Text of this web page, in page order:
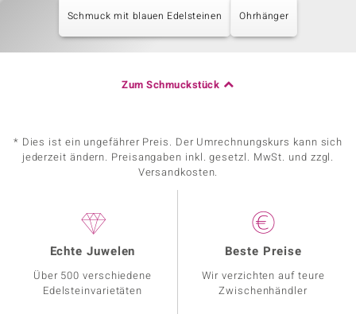
Schmuck mit blauen Edelsteinen Ohrhänger
Zum Schmuckstück
* Dies ist ein ungefährer Preis. Der Umrechnungskurs kann sich
jederzeit ändern. Preisangaben inkl. gesetzl. MwSt. und zzgl.
Versandkosten.
Echte Juwelen
Über 500 verschiedene
Edelsteinvarietäten
Beste Preise
Wir verzichten auf teure
Zwischenhändler